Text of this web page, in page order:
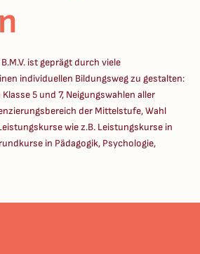
ist geprägt durch viele
individuellen Bildungsweg zu gestalten:
5 und 7, Neigungswahlen aller
der Mittelstufe, Wahl
wie z.B. Leistungskurse in
in Pädagogik, Psychologie,